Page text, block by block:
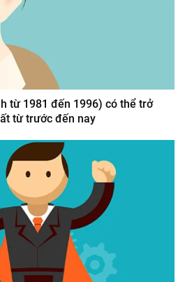
từ 1981 đến 1996) có thể trở
từ trước đến nay